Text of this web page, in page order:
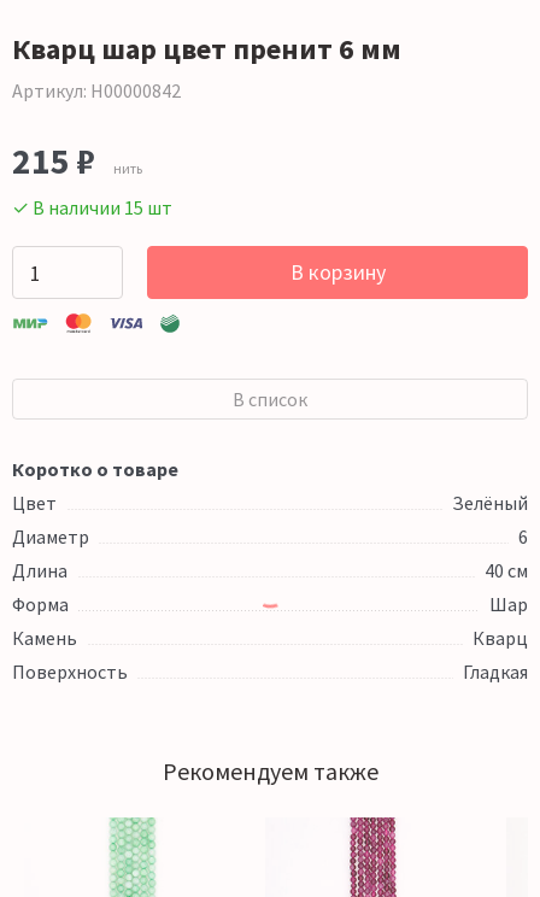
Кварц шар цвет пренит 6 мм
Артикул: Н00000842
215 ₽ нить
✓ В наличии 15 шт
В корзину
В список
Коротко о товаре
Цвет
Зелёный
Диаметр
6
Длина
40 см
Форма
Шар
Камень
Кварц
Поверхность
Гладкая
Рекомендуем также